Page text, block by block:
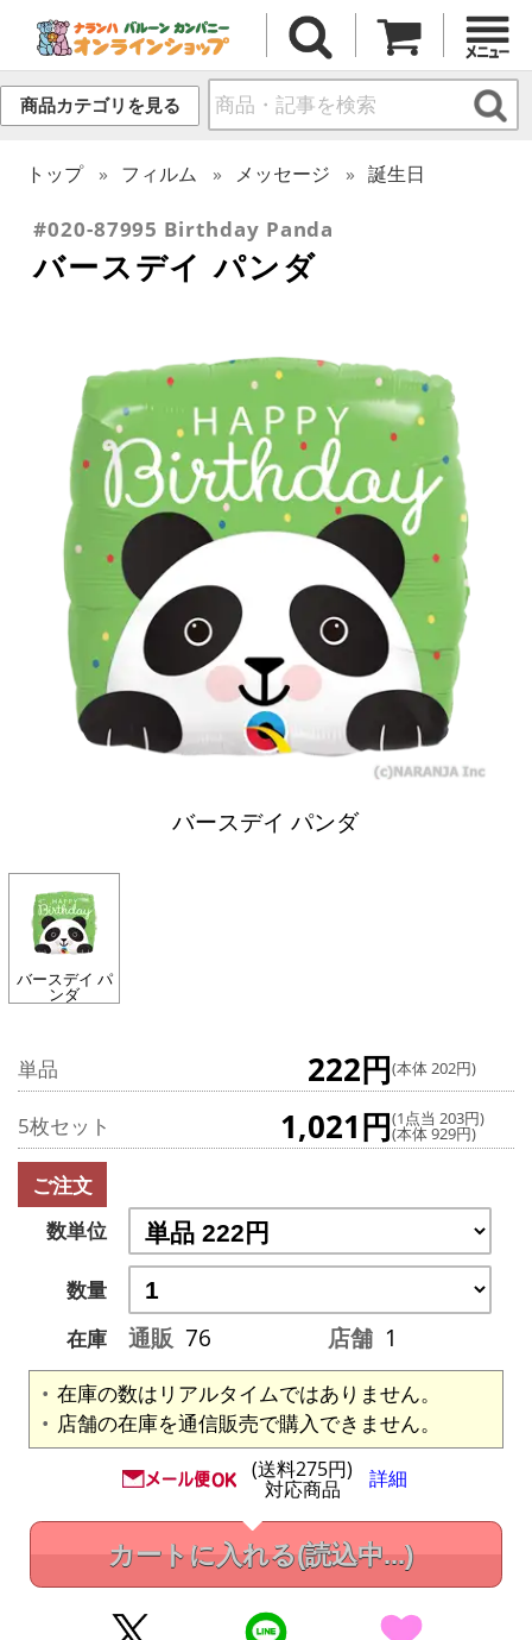
商品カテゴリを見る
トップ フィルム メッセージ 誕生日
#020-87995 Birthday Panda
バースデイ パンダ
バースデイ パンダ
バースデイ パ
ンダ
単品 222円(本体 202円)
5枚セット 1,021円(1点当 203円)
(本体 929円)
ご注文
数単位
数量
在庫
通販 76 店舗 1
在庫の数はリアルタイムではありません。
店舗の在庫を通信販売で購入できません。
(送料275円)
対応商品 詳細
カートに入れる(読込中...)